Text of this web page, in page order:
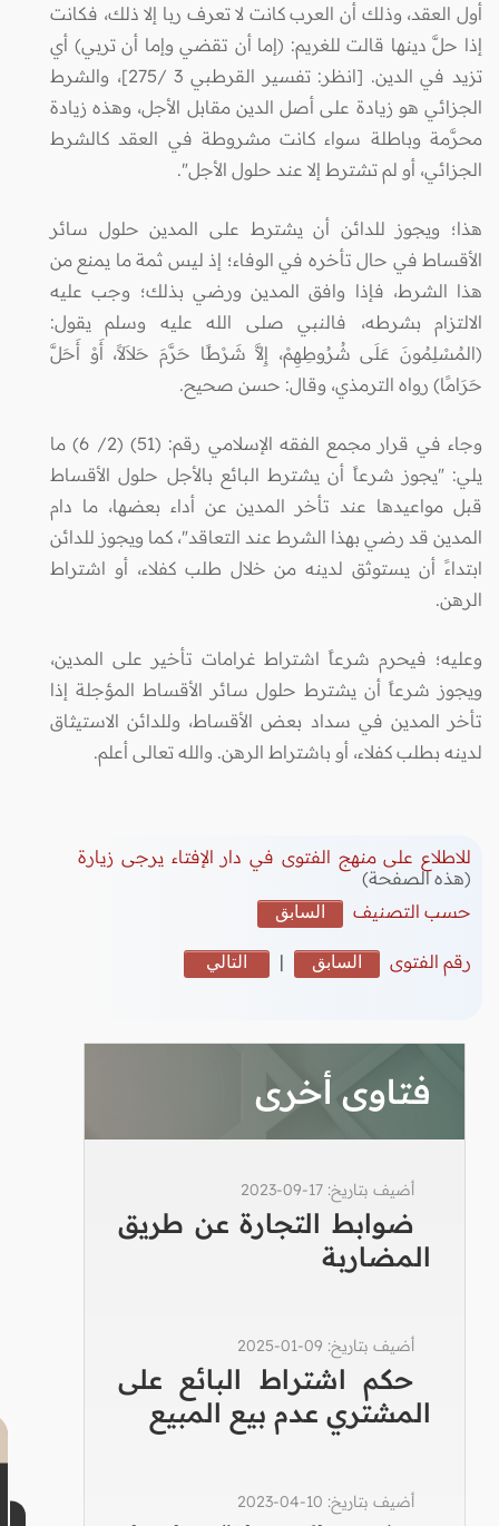
أول العقد، وذلك أن العرب كانت لا تعرف ربا إلا ذلك، فكانت
إذا حلَّ دينها قالت للغريم: (إما أن تقضي وإما أن تربي) أي
تزيد في الدين. [انظر: تفسير القرطبي 3 /275]، والشرط
الجزائي هو زيادة على أصل الدين مقابل الأجل، وهذه زيادة
محرَّمة وباطلة سواء كانت مشروطة في العقد كالشرط
الجزائي، أو لم تشترط إلا عند حلول الأجل".
هذا؛ ويجوز للدائن أن يشترط على المدين حلول سائر
الأقساط في حال تأخره في الوفاء؛ إذ ليس ثمة ما يمنع من
هذا الشرط، فإذا وافق المدين ورضي بذلك؛ وجب عليه
الالتزام بشرطه، فالنبي صلى الله عليه وسلم يقول:
(المُسْلِمُونَ عَلَى شُرُوطِهِمْ، إِلاَّ شَرْطًا حَرَّمَ حَلاَلاً، أَوْ أَحَلَّ
حَرَامًا) رواه الترمذي، وقال: حسن صحيح.
وجاء في قرار مجمع الفقه الإسلامي رقم: (51) (2/ 6) ما
يلي: "يجوز شرعاً أن يشترط البائع بالأجل حلول الأقساط
قبل مواعيدها عند تأخر المدين عن أداء بعضها، ما دام
المدين قد رضي بهذا الشرط عند التعاقد"، كما ويجوز للدائن
ابتداءً أن يستوثق لدينه من خلال طلب كفلاء، أو اشتراط
الرهن.
وعليه؛ فيحرم شرعاً اشتراط غرامات تأخير على المدين،
ويجوز شرعاً أن يشترط حلول سائر الأقساط المؤجلة إذا
تأخر المدين في سداد بعض الأقساط، وللدائن الاستيثاق
لدينه بطلب كفلاء، أو باشتراط الرهن. والله تعالى أعلم.
للاطلاع على منهج الفتوى في دار الإفتاء يرجى زيارة
(هذه الصفحة)
حسب التصنيف
السابق
رقم الفتوى السابق | التالي
فتاوى أخرى
أضيف بتاريخ: 17-09-2023
ضوابط التجارة عن طريق
المضاربة
أضيف بتاريخ: 09-01-2025
حكم اشتراط البائع على
المشتري عدم بيع المبيع
أضيف بتاريخ: 10-04-2023